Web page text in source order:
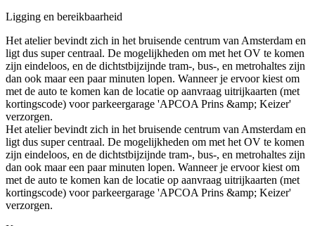
Ligging en bereikbaarheid
Het atelier bevindt zich in het bruisende centrum van Amsterdam en
ligt dus super centraal. De mogelijkheden om met het OV te komen
zijn eindeloos, en de dichtstbijzijnde tram-, bus-, en metrohaltes zijn
dan ook maar een paar minuten lopen. Wanneer je ervoor kiest om
met de auto te komen kan de locatie op aanvraag uitrijkaarten (met
kortingscode) voor parkeergarage 'APCOA Prins &amp; Keizer'
verzorgen.
Het atelier bevindt zich in het bruisende centrum van Amsterdam en
ligt dus super centraal. De mogelijkheden om met het OV te komen
zijn eindeloos, en de dichtstbijzijnde tram-, bus-, en metrohaltes zijn
dan ook maar een paar minuten lopen. Wanneer je ervoor kiest om
met de auto te komen kan de locatie op aanvraag uitrijkaarten (met
kortingscode) voor parkeergarage 'APCOA Prins &amp; Keizer'
verzorgen.